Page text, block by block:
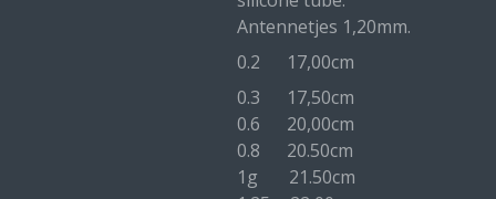
Antennetjes 1,20mm.
0.2 17,00cm
0.3 17,50cm
0.6 20,00cm
0.8 20.50cm
1g 21.50cm